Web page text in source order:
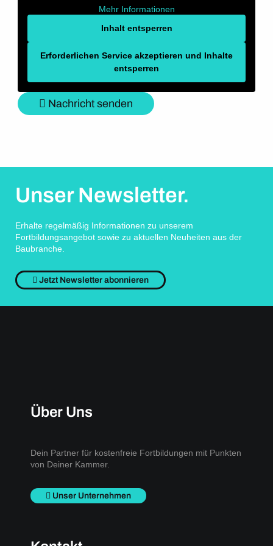
Mehr Informationen
Inhalt entsperren
Erforderlichen Service akzeptieren und Inhalte
entsperren
Nachricht senden
Unser Newsletter.
Erhalte regelmäßig Informationen zu unserem
Fortbildungsangebot sowie zu aktuellen Neuheiten aus der
Baubranche.
Jetzt Newsletter abonnieren
Über Uns
Dein Partner für kostenfreie Fortbildungen mit Punkten
von Deiner Kammer.
Unser Unternehmen